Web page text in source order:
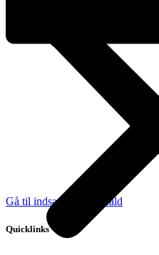
Gå til indsamling af affald
Quicklinks